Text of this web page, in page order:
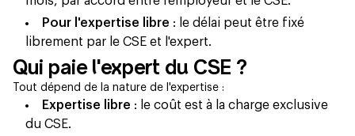
Pour l'expertise libre : le délai peut être fixé
librement par le CSE et l'expert.
Qui paie l'expert du CSE ?
Tout dépend de la nature de l'expertise :
Expertise libre : le coût est à la charge exclusive
du CSE.